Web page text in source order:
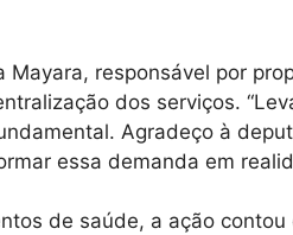
Mayara, responsável por
dos serviços.
Agradeço à
essa demanda em
de saúde, a ação